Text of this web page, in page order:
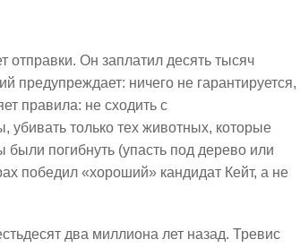
Он заплатил десять тысяч
предупреждает: ничего не гарантируется,
правила: не сходить с
убивать только тех животных, которые
погибнуть (упасть под дерево или
победил «хороший» кандидат Кейт, а не
два миллиона лет назад. Тревис